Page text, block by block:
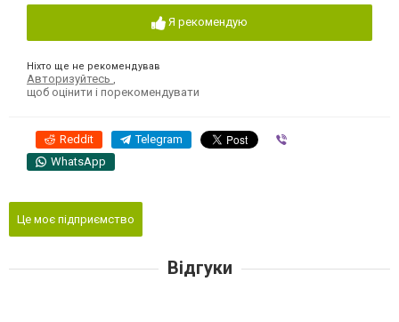
Я рекомендую
Ніхто ще не рекомендував
Авторизуйтесь
щоб оцінити і порекомендувати
Reddit Telegram
WhatsApp
Це моє підприємство
Відгуки